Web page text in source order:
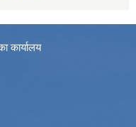
कार्यालय